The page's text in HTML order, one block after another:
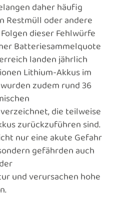
daher häufig
Restmüll oder andere
dieser Fehlwürfe
Batteriesammelquote
landen jährlich
Lithium-Akkus im
zudem rund 36
die teilweise
zurückzuführen sind.
nur eine akute Gefahr
gefährden auch
und verursachen hohe